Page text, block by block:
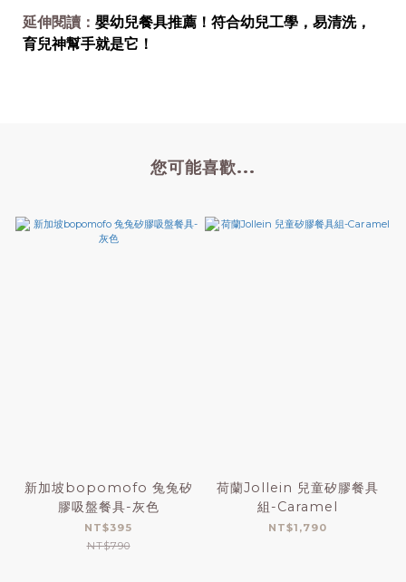
延伸閱讀： 嬰幼兒餐具推薦！符合幼兒工學，易清洗，
育兒神幫手就是它！
您可能喜歡...
新加坡bopomofo 兔兔矽
膠吸盤餐具-灰色
NT$395
NT$790
荷蘭Jollein 兒童矽膠餐具
組-Caramel
NT$1,790